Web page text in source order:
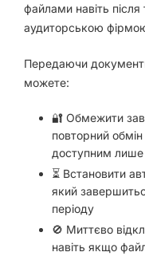
файлами навіть
аудиторською
Передаючи
можете:
🔐 Обмежити
повторний
доступним
⏳ Встановити
який
періоду
🚫 Миттєво
навіть якщо